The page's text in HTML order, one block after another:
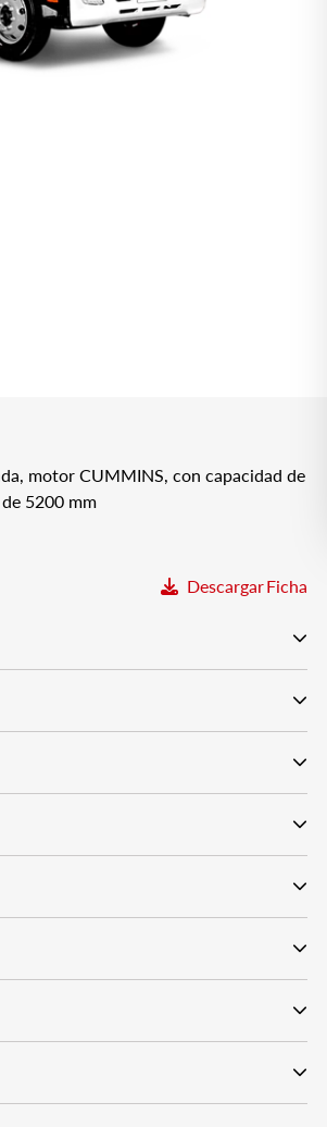
motor CUMMINS, con capacidad de
5200 mm
DescargarFicha